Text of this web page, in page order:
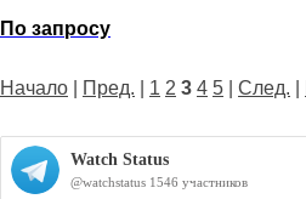
По запросу
Начало Пред. 1 2 3 4 5 След.